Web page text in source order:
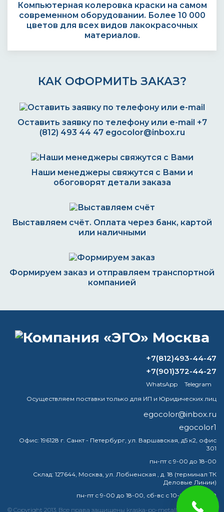
Компьютерная колеровка краски на самом
современном оборудовании. Более 10 000
цветов для всех видов лакокрасочных
материалов.
КАК ОФОРМИТЬ ЗАКАЗ?
Оставить заявку по телефону или e-mail +7
(812) 493 44 47 egocolor@inbox.ru
Наши менеджеры свяжутся с Вами и
обоговорят детали заказа
Выставляем счёт. Оплата через банк, картой
или наличными
Формируем заказ и отправляем транспортной
компанией
ВОПРОС-ОТВЕТ
Нужно ли наносить грунтовку поверх
преобразователя ржавчины?
Можно ли разбавлять краску 646
Что лучше холодное цинкование или
горячее?
краска эмаль купить грунт металла
+7(812)493-44-47
+7(901)372-44-27
WhatsApp
Telegram
Осуществляем поставки только для ИП и Юридических лиц
egocolor@inbox.ru
egocolor1
Офис: 196128 г. Санкт - Петербург, ул. Варшавская, д5 к2, офис
301
пн-пт с 9-00 до 18-00
Склад: 127644, Москва, ул. Лобненская , д. 18 (терминал ТК
Деловые Линии)
пн-пт с 9-00 до 18-00, сб-вс с 10-00 до 16-00
© Copyright 2013. Все права защищены kraska-po-metallu.com